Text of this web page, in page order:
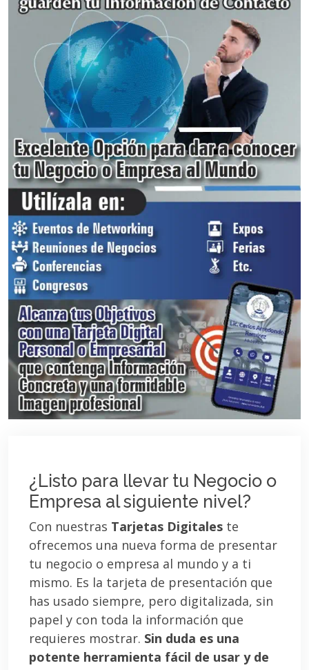
¿Listo para llevar tu Negocio o
Empresa al siguiente nivel?
Con nuestras Tarjetas Digitales te
ofrecemos una nueva forma de presentar
tu negocio o empresa al mundo y a ti
mismo. Es la tarjeta de presentación que
has usado siempre, pero digitalizada, sin
papel y con toda la información que
requieres mostrar. Sin duda es una
potente herramienta fácil de usar y de